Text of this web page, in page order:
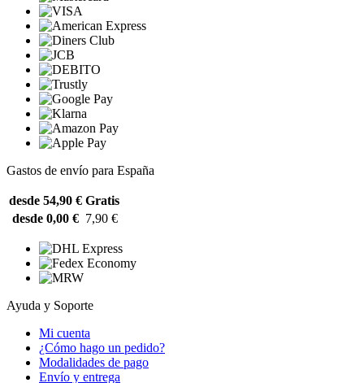
Gastos de envío para España
desde 54,90 € Gratis
desde 0,00 € 7,90 €
Ayuda y Soporte
Mi cuenta
¿Cómo hago un pedido?
Modalidades de pago
Envío y entrega